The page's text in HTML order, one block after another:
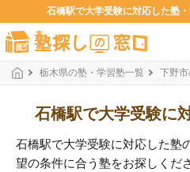
石橋駅で大学受験に対応した塾
栃木県の塾・学習塾一覧 下野
石橋駅で大学受験に
石橋駅で大学受験に対応した塾
望の条件に合う塾をお探しくだ